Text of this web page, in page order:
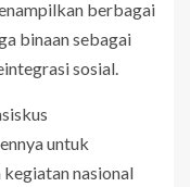
berbagai
binaan sebagai
sosial.
untuk
kegiatan nasional